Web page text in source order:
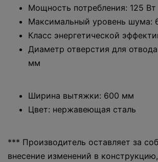
Мощность потребления: 125 Вт
Максимальный уровень шума:
Класс энергетической
Диаметр отверстия для
мм
Ширина вытяжки: 600 мм
Цвет: нержавеющая сталь
*** Производитель оставляет за
внесение изменений в